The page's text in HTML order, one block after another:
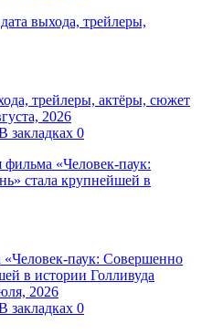
трейлеры, актёры, сюжет
2026
закладках 0
паук: Совершенно
в истории Голливуда
2026
закладках 0